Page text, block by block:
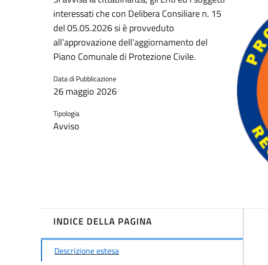
interessati che con Delibera Consiliare n. 15
del 05.05.2026 si è provveduto
all’approvazione dell’aggiornamento del
Piano Comunale di Protezione Civile.
Data di Pubblicazione
26 maggio 2026
Tipologia
Avviso
INDICE DELLA PAGINA
Descrizione estesa